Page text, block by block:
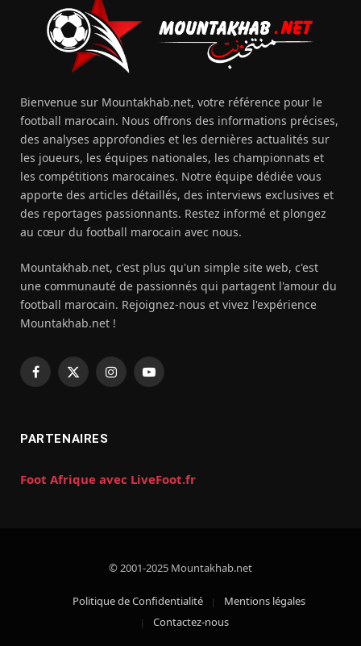
Bienvenue sur Mountakhab.net, votre référence pour le
football marocain. Nous offrons des informations précises,
des analyses approfondies et les dernières actualités sur
les joueurs, les équipes nationales, les championnats et
les compétitions marocaines. Notre équipe dédiée vous
apporte des articles détaillés, des interviews exclusives et
des reportages passionnants. Restez informé et plongez
au cœur du football marocain avec nous.
Mountakhab.net, c'est plus qu'un simple site web, c'est
une communauté de passionnés qui partagent l'amour du
football marocain. Rejoignez-nous et vivez l'expérience
Mountakhab.net !
Facebook
X
InstagramYouTube
PARTENAIRES
Foot Afrique avec LiveFoot.fr
© 2001-2025 Mountakhab.net
Politique de Confidentialité
Mentions légales
Contactez-nous